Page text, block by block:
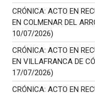
CRÓNICA: ACTO EN
EN COLMENAR DEL
10/07/2026)
CRÓNICA: ACTO EN
EN VILLAFRANCA DE
17/07/2026)
CRÓNICA: ACTO EN